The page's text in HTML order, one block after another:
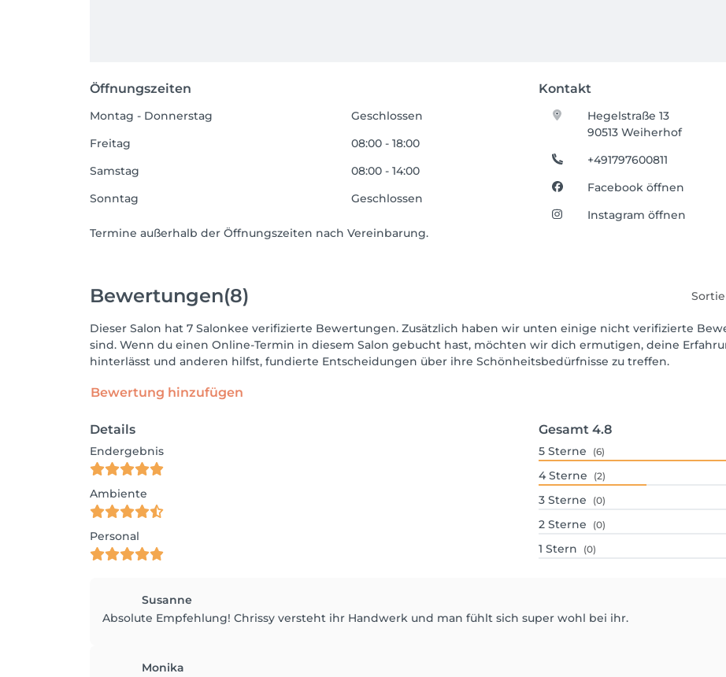
Öffnungszeiten Kontakt
Montag - Donnerstag
Geschlossen
Freitag
08:00 - 18:00
Samstag
08:00 - 14:00
Sonntag
Geschlossen
Termine außerhalb der Öffnungszeiten nach Vereinbarung.
Hegelstraße 13
90513 Weiherhof
+491797600811
Facebook öffnen
Instagram öffnen
Bewertungen(8)
Dieser Salon hat 7 Salonkee verifizierte Bewertungen. Zusätzlich haben wir unten einige nicht verifizierte
sind. Wenn du einen Online-Termin in diesem Salon gebucht hast, möchten wir dich ermutigen, deine
hinterlässt und anderen hilfst, fundierte Entscheidungen über ihre Schönheitsbedürfnisse zu treffen.
Bewertung hinzufügen
Details
Endergebnis
Ambiente
Personal
Gesamt 4.8
5 Sterne (6)
4 Sterne (2)
3 Sterne (0)
2 Sterne (0)
1 Stern (0)
Susanne
Absolute Empfehlung! Chrissy versteht ihr Handwerk und man fühlt sich super wohl bei ihr.
Monika